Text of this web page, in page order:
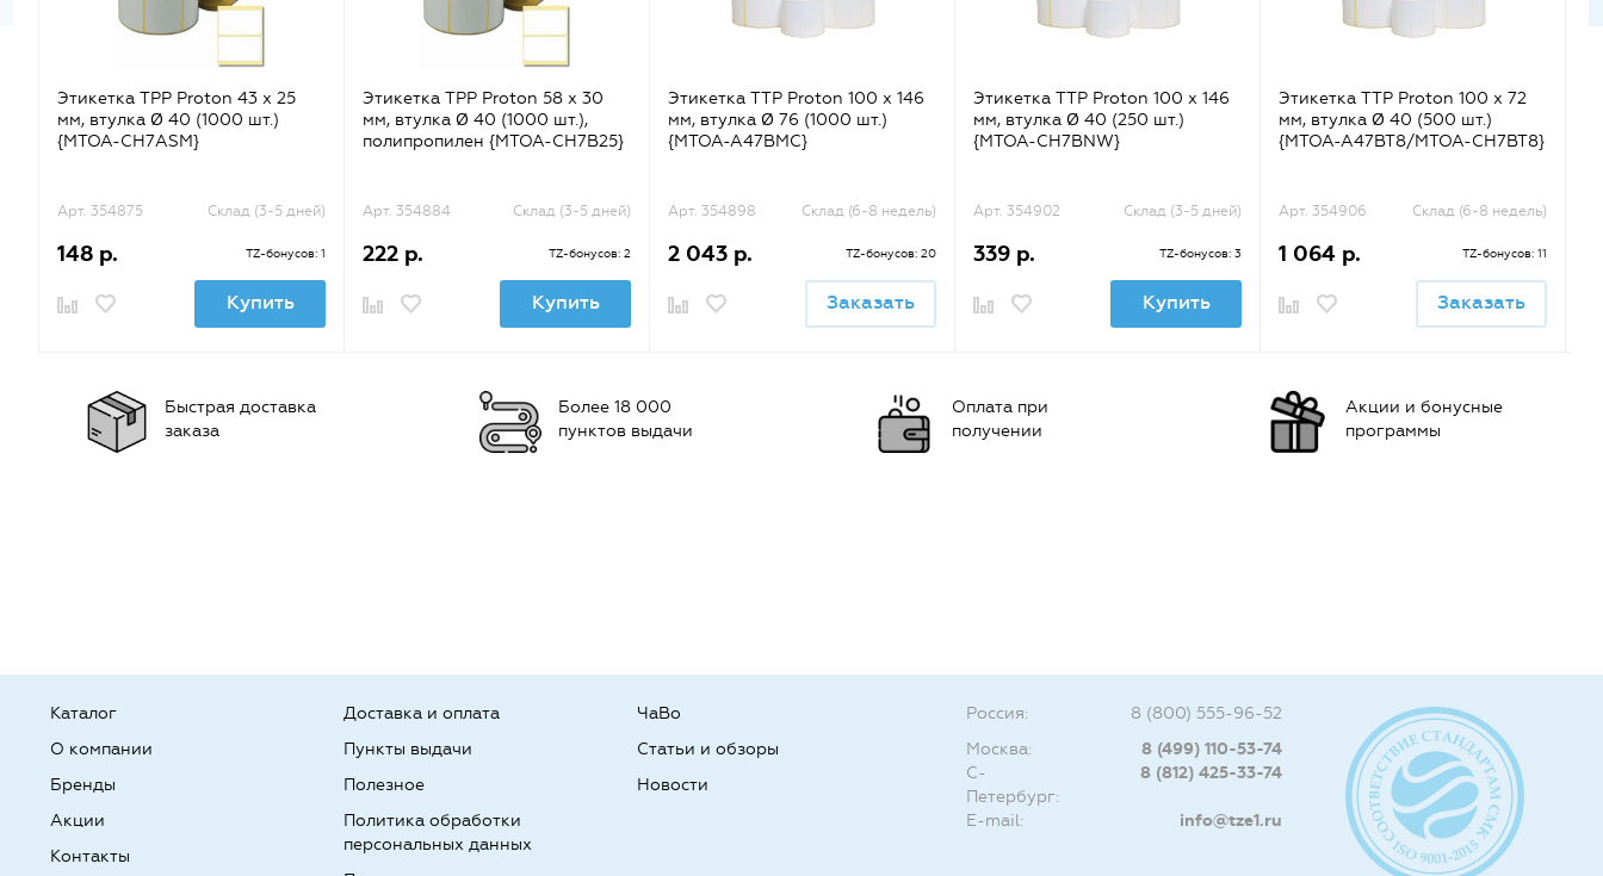
Этикетка TPP Proton 43 x 25
мм, втулка Ø 40 (1000 шт.)
{MTOA-CH7ASM}
Арт. 354875 Склад (3-5 дней)
148 р. TZ-бонусов: 1
Купить
Этикетка TPP Proton 58 x 30
мм, втулка Ø 40 (1000 шт.),
полипропилен {MTOA-CH7B25}
Арт. 354884 Склад (3-5 дней)
222 р. TZ-бонусов: 2
Купить
Этикетка TTP Proton 100 x 146
мм, втулка Ø 76 (1000 шт.)
{MTOA-A47BMC}
Арт. 354898 Склад (6-8 недель)
2 043 р. TZ-бонусов: 20
Заказать
Этикетка TTP Proton 100 x 146
мм, втулка Ø 40 (250 шт.)
{MTOA-CH7BNW}
Арт. 354902 Склад (3-5 дней)
339 р. TZ-бонусов: 3
Купить
Этикетка TTP Proton 100 x 72
мм, втулка Ø 40 (500 шт.)
{MTOA-A47BT8/MTOA-CH7BT8}
Арт. 354906 Склад (6-8 недель)
1 064 р. TZ-бонусов: 11
Заказать
Быстрая доставка
заказа
Более 18 000
пунктов выдачи
Оплата при
получении
Акции и бонусные
программы
Каталог
О компании
Бренды
Доставка и оплата
Пункты выдачи
Полезное
ЧаВо
Статьи и обзоры
Новости
Акции
Контакты
Политика обработки
персональных данных
Россия:
8 (800) 555-96-52
Москва:
8 (499) 110-53-74
С-
Петербург:
8 (812) 425-33-74
E-mail: info@tze1.ru